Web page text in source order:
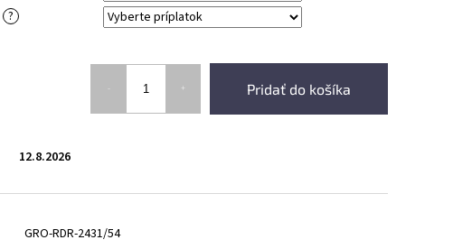
Pridať do košíka
12.8.2026
?
GRO-RDR-2431/54